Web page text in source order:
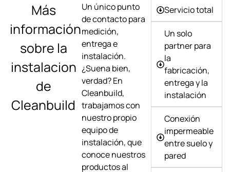
Más
información
sobre la
instalacion
de
Cleanbuild
Un único punto
de contacto para
medición,
entrega e
instalación.
¿Suena bien,
verdad? En
Cleanbuild,
trabajamos con
nuestro propio
equipo de
instalación, que
conoce nuestros
productos al
Servicio total
Un solo
partner para
la
fabricación,
entrega y la
instalación
Conexión
impermeable
entre suelo y
pared